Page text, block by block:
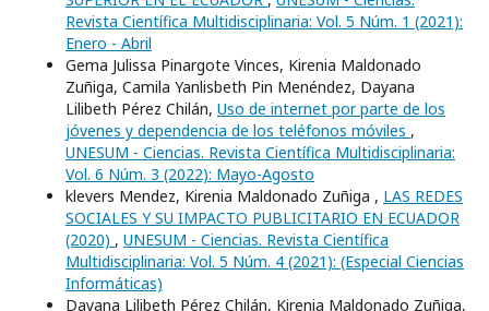
Revista Científica Multidisciplinaria: Vol. 5 Núm. 1 (2021):
Enero - Abril
Gema Julissa Pinargote Vinces, Kirenia Maldonado
Zuñiga, Camila Yanlisbeth Pin Menéndez, Dayana
Lilibeth Pérez Chilán, Uso de internet por parte de los
jóvenes y dependencia de los teléfonos móviles ,
UNESUM - Ciencias. Revista Científica Multidisciplinaria:
Vol. 6 Núm. 3 (2022): Mayo-Agosto
klevers Mendez, Kirenia Maldonado Zuñiga , LAS REDES
SOCIALES Y SU IMPACTO PUBLICITARIO EN ECUADOR
(2020) , UNESUM - Ciencias. Revista Científica
Multidisciplinaria: Vol. 5 Núm. 4 (2021): (Especial Ciencias
Informáticas)
Dayana Lilibeth Pérez Chilán, Kirenia Maldonado Zuñiga,